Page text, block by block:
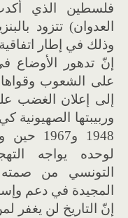
فلسطين الذي
العدوان) تتزود
وذلك في إطار اتفاقية
إنّ تدهور
على الشعوب وقواها
إلى إعلان الغضب
وربيبتها الصهيونية
1948
لوحده يواجه
التونسي من صمته
المجيدة في دعم
إنّ التاريخ لن